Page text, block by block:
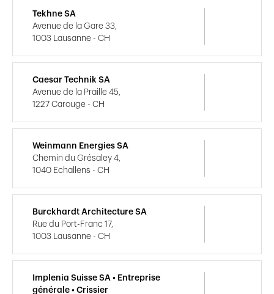
Tekhne SA
Avenue de la Gare 33,
1003 Lausanne - CH
Caesar Technik SA
Avenue de la Praille 45,
1227 Carouge - CH
Weinmann Energies SA
Chemin du Grésaley 4,
1040 Echallens - CH
Burckhardt Architecture SA
Rue du Port-Franc 17,
1003 Lausanne - CH
Implenia Suisse SA • Entreprise
générale • Crissier